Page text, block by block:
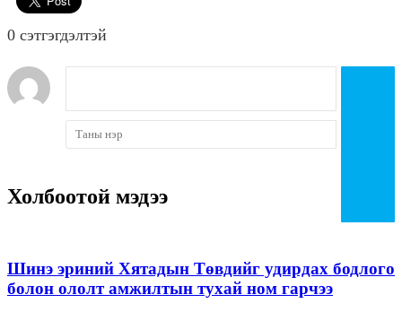
0 cэтгэгдэлтэй
Холбоотой мэдээ
Шинэ эриний Хятадын Төвдийг удирдах бодлого
болон ололт амжилтын тухай ном гарчээ